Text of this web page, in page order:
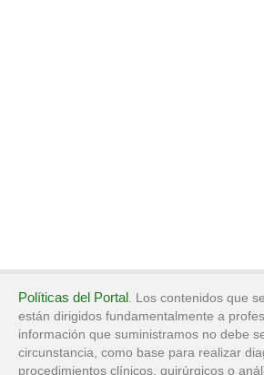
Políticas del Portal. Los contenidos que
están dirigidos fundamentalmente a
información que suministramos no debe
circunstancia, como base para realizar
procedimientos clínicos, quirúrgicos o